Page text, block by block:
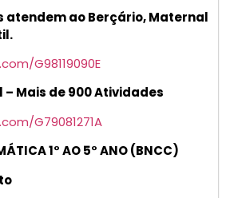
atendem ao Berçário, Maternal
G98119090E
Mais de 900 Atividades
G79081271A
1° AO 5° ANO (BNCC)